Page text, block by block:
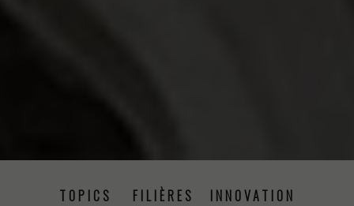
TOPICS FILIÈRES INNOVATION